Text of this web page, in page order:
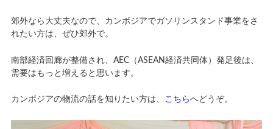
郊外なら大丈夫なので、カンボジアでガソリンスタンド事業をさ
れたい方は、ぜひ郊外で。
南部経済回廊が整備され、AEC（ASEAN経済共同体）発足後は、
需要はもっと増えると思います。
カンボジアの物流の話を知りたい方は、 こちらへどうぞ。